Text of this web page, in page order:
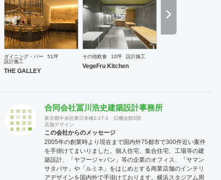
ダイニング・バー
51坪
設計施工
THE GALLEY
その他飲食 10坪 設計施工
VegeFru Kitchen
合同会社冨川浩史建築設計事務所
東京都中央区東日本橋2-27-2 日機会館5階
店舗デザイン
この会社からのメッセージ
2005年の創業時より現在まで国内外75都市で300件近い案件
を手掛けてまいりました。個人住宅、集合住宅、工場等の建
築設計、「ヤフージャパン」等の企業のオフィス、「サマン
サタバサ」や「ルミネ」をはじめとする商業店舗のインテリ
アデザインを国内外で手掛けております。横浜スタジアム周